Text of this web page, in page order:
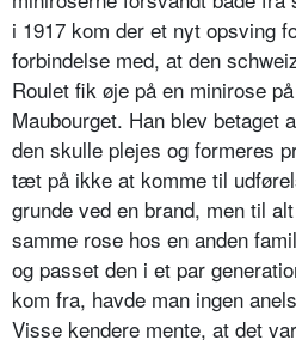
i 1917 kom der et nyt opsving
forbindelse med, at den
Roulet fik øje på en minirose
Maubourget. Han blev betaget
den skulle plejes og formeres
tæt på ikke at komme til
grunde ved en brand, men til
samme rose hos en anden
og passet den i et par
kom fra, havde man in­gen
Visse kendere mente, at det